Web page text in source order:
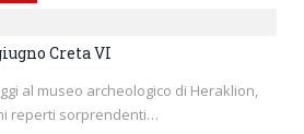
Creta VI
al museo archeologico di Heraklion,
reperti sorprendenti…